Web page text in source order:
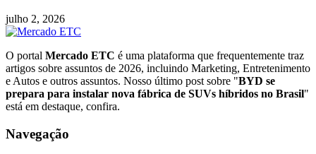
julho 2, 2026
O portal Mercado ETC é uma plataforma que frequentemente traz
artigos sobre assuntos de 2026, incluindo Marketing, Entretenimento
e Autos e outros assuntos. Nosso último post sobre "BYD se
prepara para instalar nova fábrica de SUVs híbridos no Brasil"
está em destaque, confira.
Navegação